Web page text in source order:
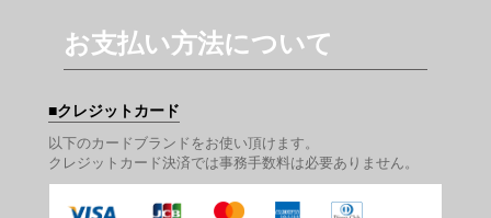
お支払い方法について
クレジットカード
以下のカードブランドをお使い頂けます。
クレジットカード決済では事務手数料は必要ありません。